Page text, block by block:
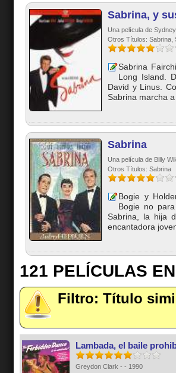
Sabrina, y
Una película de
Otros Títulos: Sabrina,
Sabrina
Long Island.
David y Linus.
Sabrina marcha a
Sabrina
Una película de Billy
Otros Títulos: Sabrina
Bogie y
Bogie no
Sabrina, la hija
encantadora
121 PELÍCULAS
Filtro: Título
Lambada, el baile
Greydon Clark - - 1990